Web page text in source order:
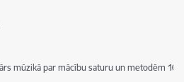
mūzikā par mācību saturu un metodēm